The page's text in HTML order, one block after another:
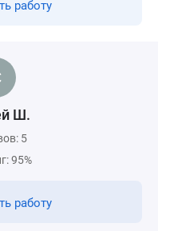
работу
Ш.
5
95%
работу